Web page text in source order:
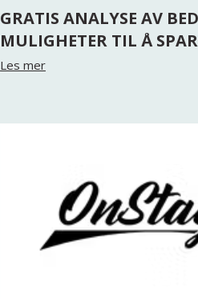
GRATIS ANALYSE AV
MULIGHETER TIL Å
Les mer